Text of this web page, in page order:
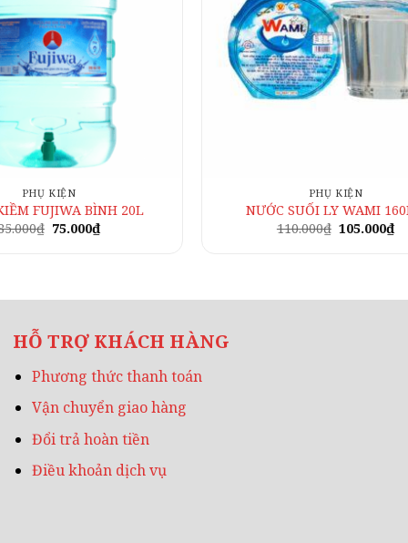
PHỤ KIỆN
FUJIWA BÌNH 20L
₫ Giá
75.000₫Giá
hiện
PHỤ KIỆN
NƯỚC SUỐI LY WAMI
110.000₫ Giá
105.000₫Giá
HỖ TRỢ KHÁCH HÀNG
Phương thức thanh toán
Vận chuyển giao hàng
Đổi trả hoàn tiền
Điều khoản dịch vụ